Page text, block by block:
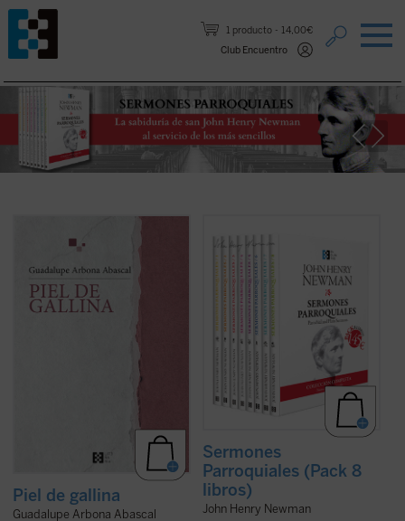
1 producto
14,00€
Club Encuentro
Saltar al contenido.
cuando tengo miedo, pero también me
repente caigo en la cuenta de que estoy
viva y que hay alguien que sostiene mi
existencia». Tercera parte de un diario
literario,Piel de gallinaconsolida el estilo
íntimo de la autora en sus reflexiones
(ver ficha)
Piel de gallina
Guadalupe Arbona Abascal
encuentran las semillas de todos los
grandes temas que el nuevo santo
desarrollará durante su vida y obra. Este
pack contiene la colección completa de 8
libros con los Sermones parroquialesde
John Henry Newman publicados en su
totalidad por Ediciones Encuentro....
(ver
Sermones
Parroquiales (Pack 8
libros)
John Henry Newman